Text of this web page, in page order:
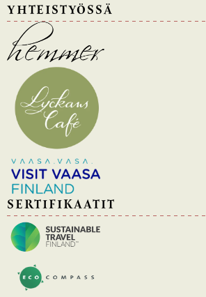
YHTEISTYÖSSÄ
SERTIFIKAATIT